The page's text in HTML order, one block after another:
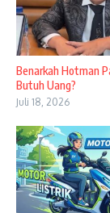
Benarkah Hotman
Butuh Uang?
Juli 18, 2026